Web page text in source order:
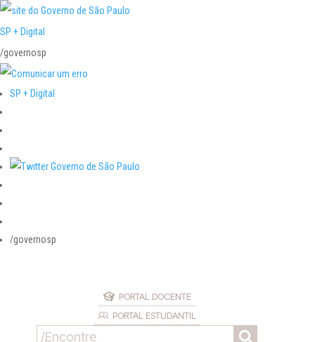
SP + Digital
/governosp
SP + Digital
/governosp
PORTAL DOCENTE
PORTAL ESTUDANTIL